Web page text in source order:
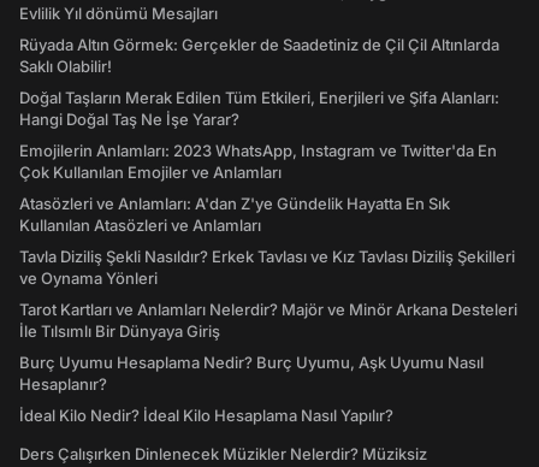
Evlilik Yıl dönümü Mesajları
Rüyada Altın Görmek: Gerçekler de Saadetiniz de Çil Çil Altınlarda
Saklı Olabilir!
Doğal Taşların Merak Edilen Tüm Etkileri, Enerjileri ve Şifa Alanları:
Hangi Doğal Taş Ne İşe Yarar?
Emojilerin Anlamları: 2023 WhatsApp, Instagram ve Twitter'da En
Çok Kullanılan Emojiler ve Anlamları
Atasözleri ve Anlamları: A'dan Z'ye Gündelik Hayatta En Sık
Kullanılan Atasözleri ve Anlamları
Tavla Diziliş Şekli Nasıldır? Erkek Tavlası ve Kız Tavlası Diziliş Şekilleri
ve Oynama Yönleri
Tarot Kartları ve Anlamları Nelerdir? Majör ve Minör Arkana Desteleri
İle Tılsımlı Bir Dünyaya Giriş
Burç Uyumu Hesaplama Nedir? Burç Uyumu, Aşk Uyumu Nasıl
Hesaplanır?
İdeal Kilo Nedir? İdeal Kilo Hesaplama Nasıl Yapılır?
Ders Çalışırken Dinlenecek Müzikler Nelerdir? Müziksiz